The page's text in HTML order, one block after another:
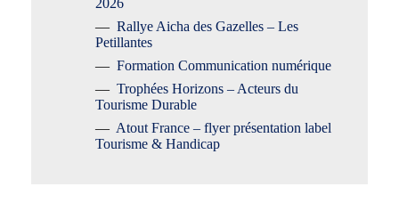
Rallye Aicha des Gazelles – Les
Petillantes
Formation Communication numérique
Trophées Horizons – Acteurs du
Tourisme Durable
Atout France – flyer présentation label
Tourisme & Handicap